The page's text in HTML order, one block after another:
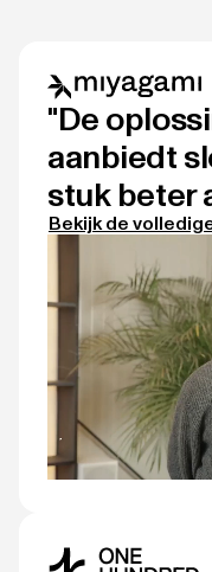
"De
aanbiedt
stuk beter
Bekijk de